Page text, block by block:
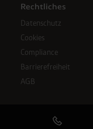
Rechtliches
Datenschutz
Cookies
Compliance
Barrierefreiheit
AGB